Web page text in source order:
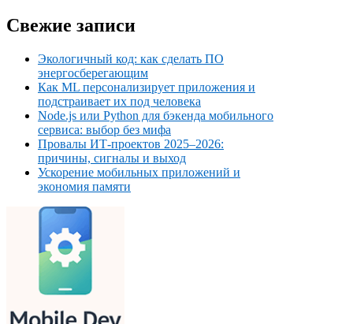
Свежие записи
Экологичный код: как сделать ПО
энергосберегающим
Как ML персонализирует приложения и
подстраивает их под человека
Node.js или Python для бэкенда мобильного
сервиса: выбор без мифа
Провалы ИТ‑проектов 2025–2026:
причины, сигналы и выход
Ускорение мобильных приложений и
экономия памяти